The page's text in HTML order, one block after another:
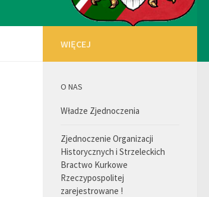
WIĘCEJ
O NAS
Władze Zjednoczenia
Zjednoczenie Organizacji
Historycznych i Strzeleckich
Bractwo Kurkowe
Rzeczypospolitej
zarejestrowane !